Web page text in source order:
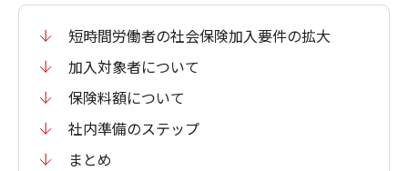
短時間労働者の社会保険加入要件の拡大
加入対象者について
保険料額について
社内準備のステップ
まとめ